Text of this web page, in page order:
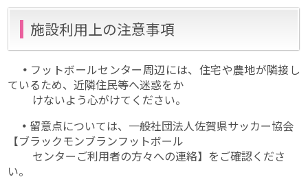
施設利用上の注意事項
・ フットボールセンター周辺には、住宅や農地が隣接し
ているため、近隣住民等へ迷惑をか
けないよう心がけてください。
・留意点については、一般社団法人佐賀県サッカー協会
【ブラックモンブランフットボール
センターご利用者の方々への連絡】をご確認くださ
い。